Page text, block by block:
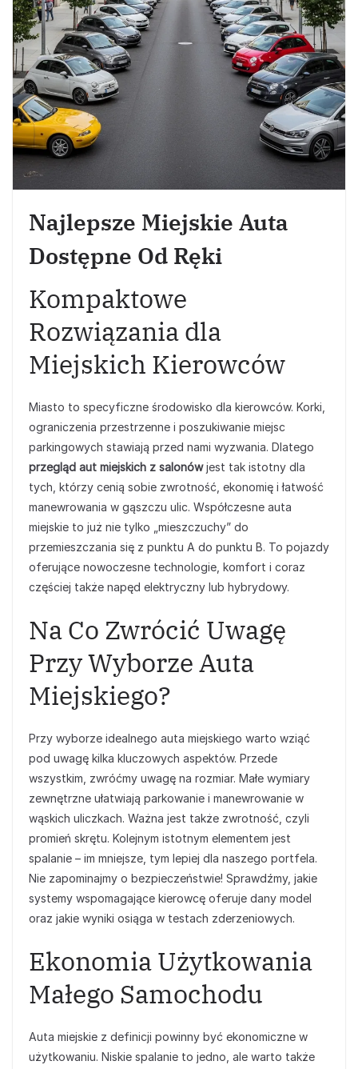
Najlepsze Miejskie Auta
Dostępne Od Ręki
Kompaktowe
Rozwiązania dla
Miejskich Kierowców
Miasto to specyficzne środowisko dla kierowców. Korki,
ograniczenia przestrzenne i poszukiwanie miejsc
parkingowych stawiają przed nami wyzwania. Dlatego
przegląd aut miejskich z salonówjest tak istotny dla
tych, którzy cenią sobie zwrotność, ekonomię i łatwość
manewrowania w gąszczu ulic. Współczesne auta
miejskie to już nie tylko „mieszczuchy” do
przemieszczania się z punktu A do punktu B. To pojazdy
oferujące nowoczesne technologie, komfort i coraz
częściej także napęd elektryczny lub hybrydowy.
Na Co Zwrócić Uwagę
Przy Wyborze Auta
Miejskiego?
Przy wyborze idealnego auta miejskiego warto wziąć
pod uwagę kilka kluczowych aspektów. Przede
wszystkim, zwróćmy uwagę na rozmiar. Małe wymiary
zewnętrzne ułatwiają parkowanie i manewrowanie w
wąskich uliczkach. Ważna jest także zwrotność, czyli
promień skrętu. Kolejnym istotnym elementem jest
spalanie – im mniejsze, tym lepiej dla naszego portfela.
Nie zapominajmy o bezpieczeństwie! Sprawdźmy, jakie
systemy wspomagające kierowcę oferuje dany model
oraz jakie wyniki osiąga w testach zderzeniowych.
Ekonomia Użytkowania
Małego Samochodu
Auta miejskie z definicji powinny być ekonomiczne w
użytkowaniu. Niskie spalanie to jedno, ale warto także